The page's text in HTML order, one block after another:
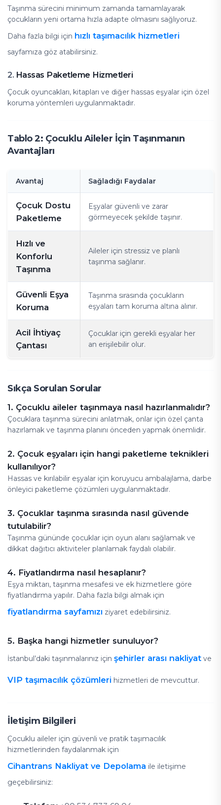
Taşınma sürecini minimum zamanda tamamlayarak
çocukların yeni ortama hızla adapte olmasını sağlıyoruz.
Daha fazla bilgi için hızlı taşımacılık hizmetleri
sayfamıza göz atabilirsiniz.
2. Hassas Paketleme Hizmetleri
Çocuk oyuncakları, kitapları ve diğer hassas eşyalar için özel
koruma yöntemleri uygulanmaktadır.
Tablo 2: Çocuklu Aileler İçin Taşınmanın
Avantajları
Avantaj Sağladığı Faydalar
Çocuk Dostu
Paketleme
Eşyalar güvenli ve zarar
görmeyecek şekilde taşınır.
Hızlı ve
Konforlu
Taşınma
Aileler için stressiz ve planlı
taşınma sağlanır.
Güvenli Eşya
Koruma
Taşınma sırasında çocukların
eşyaları tam koruma altına alınır.
Acil İhtiyaç
Çantası
Çocuklar için gerekli eşyalar her
an erişilebilir olur.
Sıkça Sorulan Sorular
1. Çocuklu aileler taşınmaya nasıl hazırlanmalıdır?
Çocuklara taşınma sürecini anlatmak, onlar için özel çanta
hazırlamak ve taşınma planını önceden yapmak önemlidir.
2. Çocuk eşyaları için hangi paketleme teknikleri
kullanılıyor?
Hassas ve kırılabilir eşyalar için koruyucu ambalajlama, darbe
önleyici paketleme çözümleri uygulanmaktadır.
3. Çocuklar taşınma sırasında nasıl güvende
tutulabilir?
Taşınma gününde çocuklar için oyun alanı sağlamak ve
dikkat dağıtıcı aktiviteler planlamak faydalı olabilir.
4. Fiyatlandırma nasıl hesaplanır?
Eşya miktarı, taşınma mesafesi ve ek hizmetlere göre
fiyatlandırma yapılır. Daha fazla bilgi almak için
fiyatlandırma sayfamızı ziyaret edebilirsiniz.
5. Başka hangi hizmetler sunuluyor?
İstanbul’daki taşınmalarınız için şehirler arası nakliyat ve
VIP taşımacılık çözümleri hizmetleri de mevcuttur.
İletişim Bilgileri
Çocuklu aileler için güvenli ve pratik taşımacılık
hizmetlerinden faydalanmak için
Cihantrans Nakliyat ve Depolama ile iletişime
geçebilirsiniz: